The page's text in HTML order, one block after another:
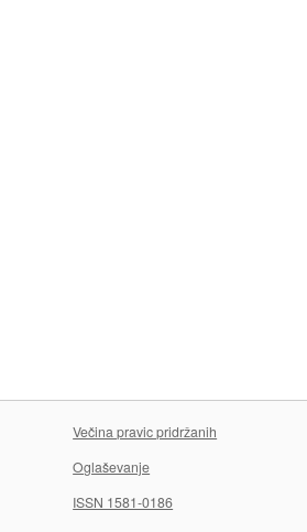
Večina pravic pridržanih
Oglaševanje
ISSN 1581-0186